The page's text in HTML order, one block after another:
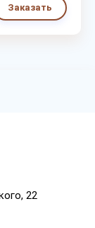
Заказать
22